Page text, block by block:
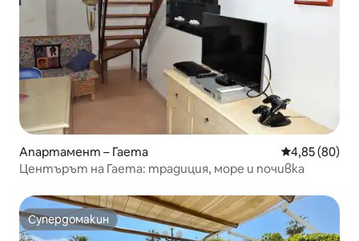
Апартамент – Гаета Средна
4,85 (80)
Центърът на Гаета: традиция, море и почивка
Супердомакин
Супердомакин